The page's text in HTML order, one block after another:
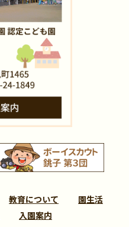
教育について
園生活
入園案内